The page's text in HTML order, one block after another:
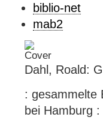
biblio-net
mab2
Dahl, Roald:
: gesammelte
bei Hamburg